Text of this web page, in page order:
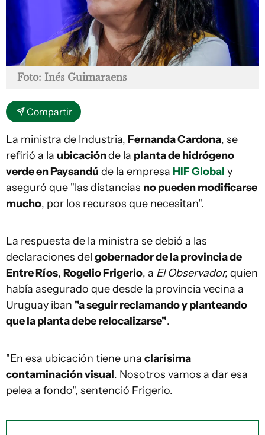
Foto: Inés Guimaraens
Compartir
La ministra de Industria, Fernanda Cardona, se
refirió a la ubicaciónde la planta de hidrógeno
verde en Paysandú de la empresa HIF Global y
aseguró que "las distancias no pueden modificarse
mucho, por los recursos que necesitan".
La respuesta de la ministra se debió a las
declaraciones del gobernador de la provincia de
Entre Ríos, Rogelio Frigerio, a El Observador, quien
había asegurado que desde la provincia vecina a
Uruguay iban "a seguir reclamando y planteando
que la planta debe relocalizarse".
"En esa ubicación tiene una clarísima
contaminación visual. Nosotros vamos a dar esa
pelea a fondo", sentenció Frigerio.